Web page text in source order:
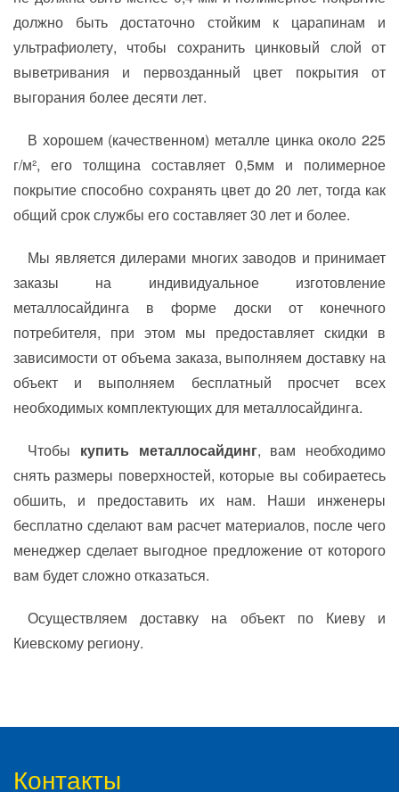
должно быть достаточно стойким к царапинам и
ультрафиолету, чтобы сохранить цинковый слой от
выветривания и первозданный цвет покрытия от
выгорания более десяти лет.
В хорошем (качественном) металле цинка около 225
г/м², его толщина составляет 0,5мм и полимерное
покрытие способно сохранять цвет до 20 лет, тогда как
общий срок службы его составляет 30 лет и более.
Мы является дилерами многих заводов и принимает
заказы на индивидуальное изготовление
металлосайдинга в форме доски от конечного
потребителя, при этом мы предоставляет скидки в
зависимости от объема заказа, выполняем доставку на
объект и выполняем бесплатный просчет всех
необходимых комплектующих для металлосайдинга.
Чтобы купить металлосайдинг, вам необходимо
снять размеры поверхностей, которые вы собираетесь
обшить, и предоставить их нам. Наши инженеры
бесплатно сделают вам расчет материалов, после чего
менеджер сделает выгодное предложение от которого
вам будет сложно отказаться.
Осуществляем доставку на объект по Киеву и
Киевскому региону.
Контакты